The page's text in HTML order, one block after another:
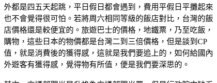
外都是四五天起跳，平日假日都會遇到，費用平假日平攤起來
也不會覺得很可怕。若將周六相同等級的飯店對比，台灣的飯
店價格還是較便宜的。旅遊巴士的價格，地鐵票，乃至吃飯，
購物，這些日本的物價都是台灣二到三倍價格，但是談到CP
值，就是消費後的獲得感，這就是我們要追上的，如何給國內
外遊客有獲得感，覺得物有所值，便是我們要深思的。